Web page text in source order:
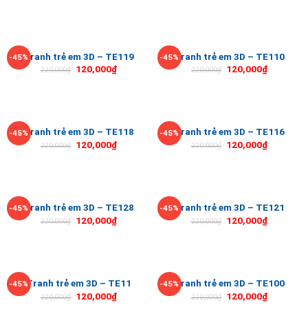
-45%Tranh trẻ em 3D – TE119
220,000₫ 120,000₫
-45%Tranh trẻ em 3D – TE110
220,000₫ 120,000₫
-45%Tranh trẻ em 3D – TE118
220,000₫ 120,000₫
-45%Tranh trẻ em 3D – TE116
220,000₫ 120,000₫
-45%Tranh trẻ em 3D – TE128
220,000₫ 120,000₫
-45%Tranh trẻ em 3D – TE121
220,000₫ 120,000₫
-45%Tranh trẻ em 3D – TE11
220,000₫ 120,000₫
-45%Tranh trẻ em 3D – TE100
220,000₫ 120,000₫